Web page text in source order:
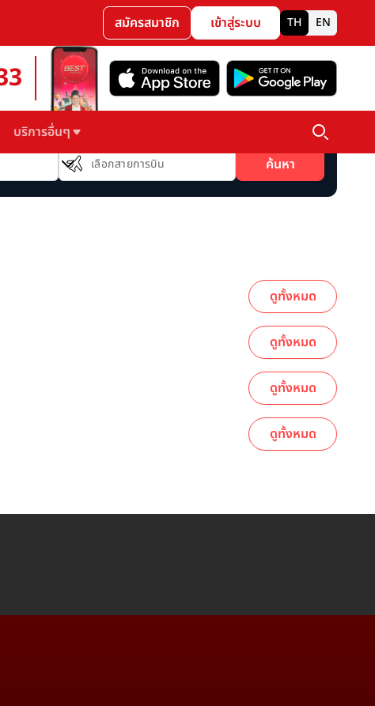
สมัครสมาชิก เข้าสู่ระบบ TH EN
บริการอื่นๆสายการบิน
เลือกสายการบิน
ค้นหา
ดูทั้งหมด
ดูทั้งหมด
ดูทั้งหมด
ดูทั้งหมด